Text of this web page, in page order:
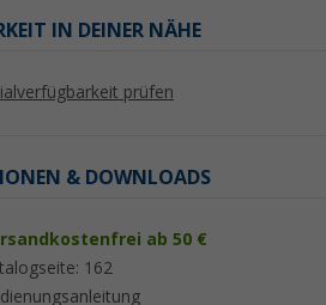
IN DEINER NÄHE
prüfen
& DOWNLOADS
ab 50 €
162
Akku-